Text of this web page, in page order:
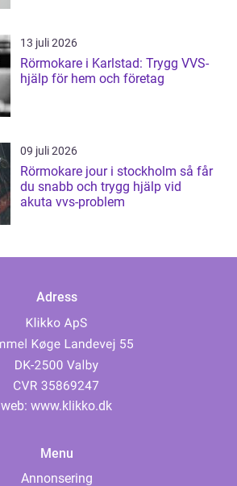
13 juli 2026
Rörmokare i Karlstad: Trygg VVS-
hjälp för hem och företag
09 juli 2026
Rörmokare jour i stockholm så får
du snabb och trygg hjälp vid
akuta vvs-problem
Adress
web: www.klikko.dk
Menu
Annonsering